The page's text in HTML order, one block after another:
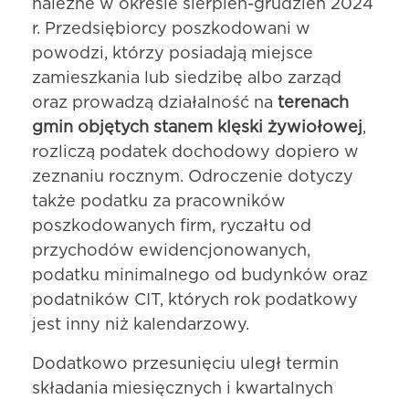
należne w okresie sierpień-grudzień 2024
r. Przedsiębiorcy poszkodowani w
powodzi, którzy posiadają miejsce
zamieszkania lub siedzibę albo zarząd
oraz prowadzą działalność na terenach
gmin objętych stanem klęski żywiołowej,
rozliczą podatek dochodowy dopiero w
zeznaniu rocznym. Odroczenie dotyczy
także podatku za pracowników
poszkodowanych firm, ryczałtu od
przychodów ewidencjonowanych,
podatku minimalnego od budynków oraz
podatników CIT, których rok podatkowy
jest inny niż kalendarzowy.
Dodatkowo przesunięciu uległ termin
składania miesięcznych i kwartalnych